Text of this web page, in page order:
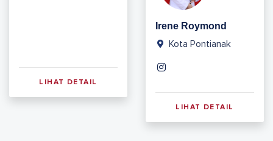
LIHAT DETAIL
Irene Roymond
Kota Pontianak
LIHAT DETAIL